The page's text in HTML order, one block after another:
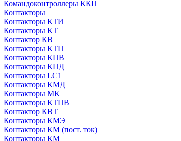
Командоконтроллеры ККП
Контакторы
Контакторы КТИ
Контакторы КТ
Контактор КВ
Контакторы КТП
Контакторы КПВ
Контакторы КПД
Контакторы LC1
Контакторы КМД
Контакторы МК
Контакторы КТПВ
Контактор КВТ
Контакторы КМЭ
Контакторы КМ (пост. ток)
Контакторы КМ